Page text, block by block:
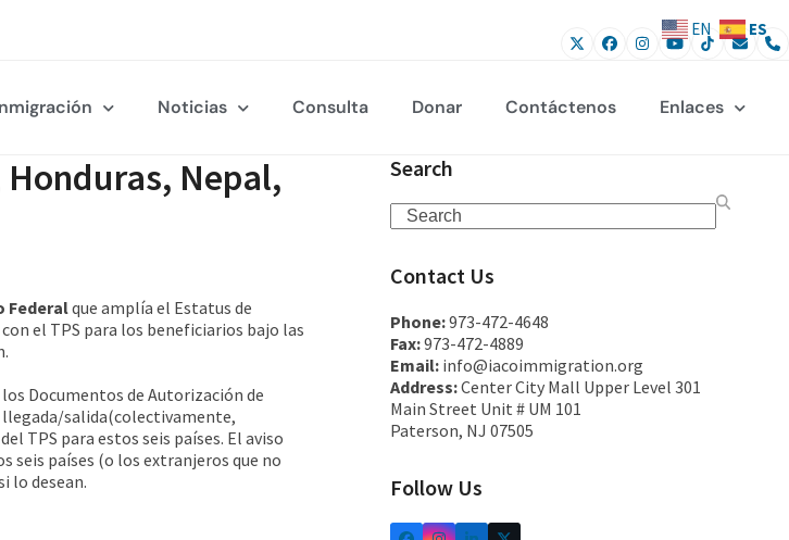
Noticias Consulta Donar Contáctenos Enlaces
Nepal,
Federalque amplía el Estatus de
el TPS para los beneficiarios bajo las
Documentos de Autorización de
llegada/salida(colectivamente,
TPS para estos seis países. El aviso
seis países (o los extranjeros que no
lo desean.
Search
Contact Us
Phone:973-472-4648
Fax:973-472-4889
Email:info@iacoimmigration.org
Address:Center City Mall Upper Level 301
Main Street Unit # UM 101
Paterson, NJ 07505
Follow Us
EN ES